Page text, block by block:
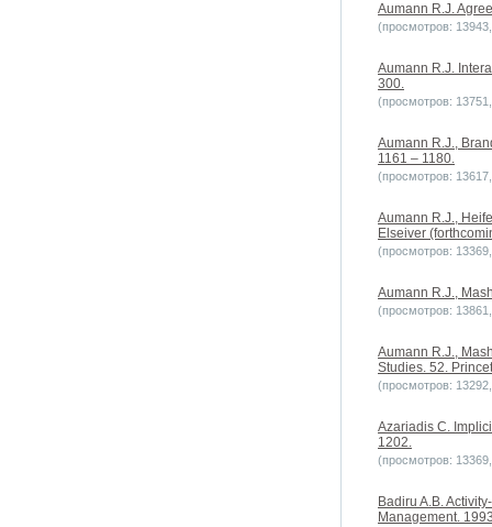
Aumann R.J.
(просмотров:
Aumann R.J.
300.
(просмотров:
Aumann R.J.,
1161 – 1180.
(просмотров:
Aumann R.J.,
Elseiver
(просмотров:
Aumann R.J.,
(просмотров:
Aumann R.J.,
Studies. 52.
(просмотров:
Azariadis C.
1202.
(просмотров:
Badiru A.B.
Management.